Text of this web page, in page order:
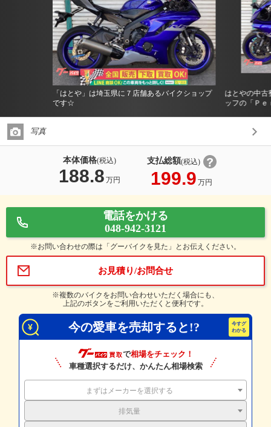
「はとや」は埼玉県に７店舗あるバイクショップ
です☆
はとやの中古
ッフの「Ｐｅ
写真
本体価格(税込)
188.8 万円
支払総額(税込)
199.9 万円
電話をかける
048-942-3121
※お問い合わせの際は「グーバイクを見た」とお伝えください。
お見積り/お問合せ
※複数のバイクをお問い合わせいただく場合にも、
上記のボタンをご利用いただくと便利です。
今の愛車を売却すると!?
で相場をチェック！
車種選択するだけ、かんたん相場検索
まずはメーカーを選択する
排気量